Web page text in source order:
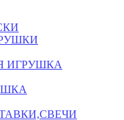
ИГРУШКА